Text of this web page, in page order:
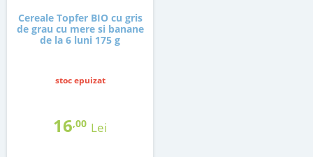
Cereale Topfer BIO cu gris
de grau cu mere si banane
de la 6 luni 175 g
stoc epuizat
16,00 Lei